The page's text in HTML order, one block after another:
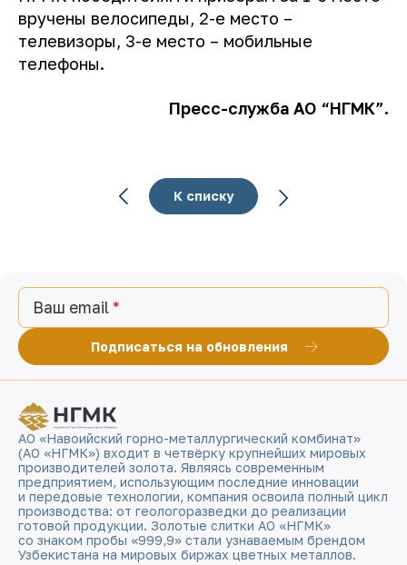
вручены велосипеды, 2-е место –
телевизоры, 3-е место – мобильные
телефоны.
Пресс-служба АО “НГМК”.
К списку
Ваш email
Подписаться на обновления
АО «Навоийский горно-металлургический комбинат»
(АО «НГМК») входит в четвёрку крупнейших мировых
производителей золота. Являясь современным
предприятием, использующим последние инновации
и передовые технологии, компания освоила полный цикл
производства: от геологоразведки до реализации
готовой продукции. Золотые слитки АО «НГМК»
со знаком пробы «999,9» стали узнаваемым брендом
Узбекистана на мировых биржах цветных металлов.